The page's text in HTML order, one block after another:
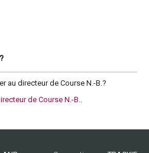
au directeur de Course N.-B.?
de Course N.-B..